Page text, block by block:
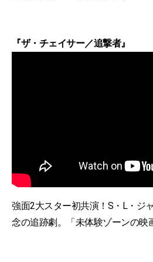
『ザ・チェイサー／追撃者』
強面2大スター初共演！S・L・ジ
念の追跡劇。「未体験ゾーンの映